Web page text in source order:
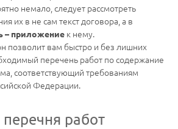
немало, следует рассмотреть
их в не сам текст договора, а в
– приложение к нему.
позволит вам быстро и без лишних
перечень работ по содержание
соответствующий требованиям
Федерации.
работ